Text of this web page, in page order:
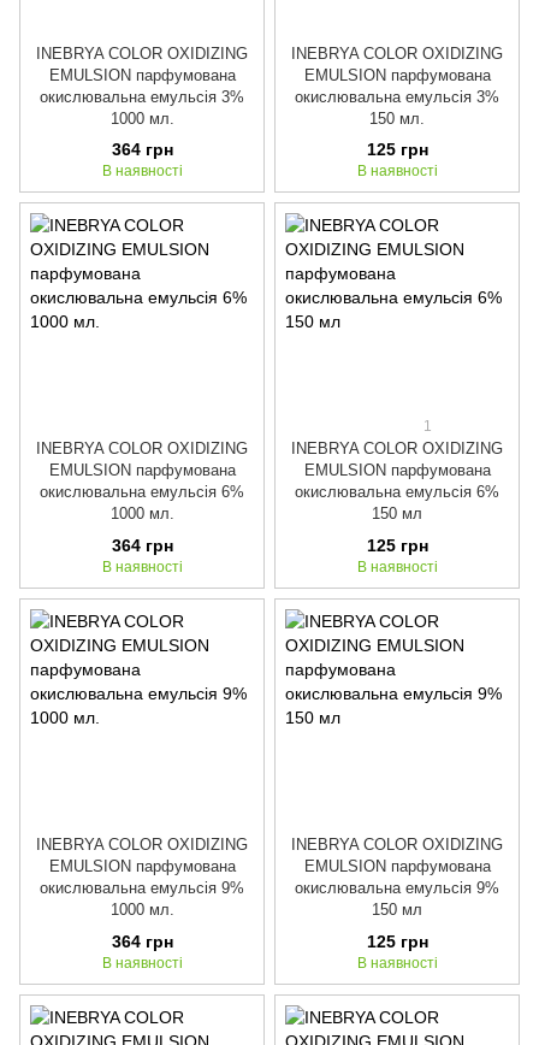
INEBRYA COLOR OXIDIZING
EMULSION парфумована
окислювальна емульсія 3%
1000 мл.
364 грн
В наявності
INEBRYA COLOR OXIDIZING
EMULSION парфумована
окислювальна емульсія 3%
150 мл.
125 грн
В наявності
INEBRYA COLOR OXIDIZING
EMULSION парфумована
окислювальна емульсія 6%
1000 мл.
364 грн
В наявності
1
INEBRYA COLOR OXIDIZING
EMULSION парфумована
окислювальна емульсія 6%
150 мл
125 грн
В наявності
INEBRYA COLOR OXIDIZING
EMULSION парфумована
окислювальна емульсія 9%
1000 мл.
364 грн
В наявності
INEBRYA COLOR OXIDIZING
EMULSION парфумована
окислювальна емульсія 9%
150 мл
125 грн
В наявності